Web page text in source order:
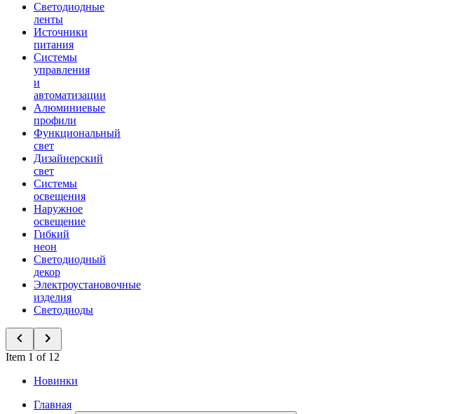
Светодиодные
ленты
Источники
питания
Системы
управления
и
автоматизации
Алюминиевые
профили
Функциональный
свет
Дизайнерский
свет
Системы
освещения
Наружное
освещение
Гибкий
неон
Светодиодный
декор
Электроустановочные
изделия
Светодиоды
Item 1 of 12
Новинки
Главная